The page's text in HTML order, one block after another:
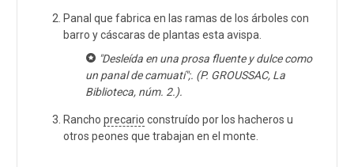
Panal que fabrica en las ramas de los árboles con
barro y cáscaras de plantas esta avispa.
"Desleída en una prosa fluente y dulce como
un panal de camuatí";. (P. GROUSSAC, La
Biblioteca, núm. 2.).
Rancho precario construído por los hacheros u
otros peones que trabajan en el monte.